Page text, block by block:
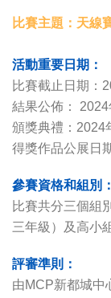
比賽主題：天線
活動重要日期：
比賽截止日期：
結果公佈：
頒獎典禮：2024
得獎作品公展日
參賽資格和組別：
比賽共分三個組
三年級）及高小
評審準則：
由MCP新都城中